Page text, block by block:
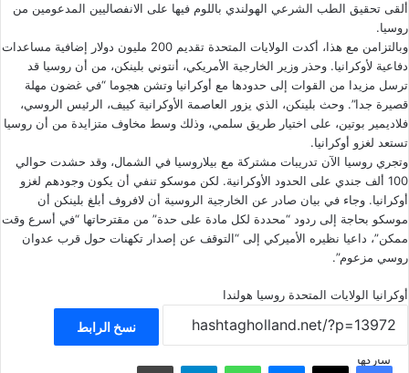
ألقى تحقيق الطب الشرعي الهولندي باللوم فيها على الانفصاليين المدعومين من
روسيا.
وبالتزامن مع هذا، أكدت الولايات المتحدة تقديم 200 مليون دولار إضافية مساعدات
دفاعية لأوكرانيا. وحذر وزير الخارجية الأمريكي، أنتوني بلينكن، من أن روسيا قد
ترسل مزيدا من القوات إلى حدودها مع أوكرانيا وتشن هجوما “في غضون مهلة
قصيرة جدا”. وحث بلينكن، الذي يزور العاصمة الأوكرانية كييف، الرئيس الروسي،
فلاديمير بوتين، على اختيار طريق سلمي، وذلك وسط مخاوف متزايدة من أن روسيا
تستعد لغزو أوكرانيا.
وتجري روسيا الآن تدريبات مشتركة مع بيلاروسيا في الشمال، وقد حشدت حوالي
100 ألف جندي على الحدود الأوكرانية. لكن موسكو تنفي أن يكون وجودهم لغزو
أوكرانيا. وجاء في بيان صادر عن الخارجية الروسية أن لافروف أبلغ بلينكن أن
موسكو بحاجة إلى ردود “محددة لكل مادة على حدة” من مقترحاتها “في أسرع وقت
ممكن”، داعيا نظيره الأميركي إلى “التوقف عن إصدار تكهنات حول قرب عدوان
روسي مزعوم”.
أوكرانيا الولايات المتحدة روسيا هولندا
نسخ الرابط
شاركهافيسبوك ‫X ماسنجر واتساب تيلقرام مشاركة عبر البريد